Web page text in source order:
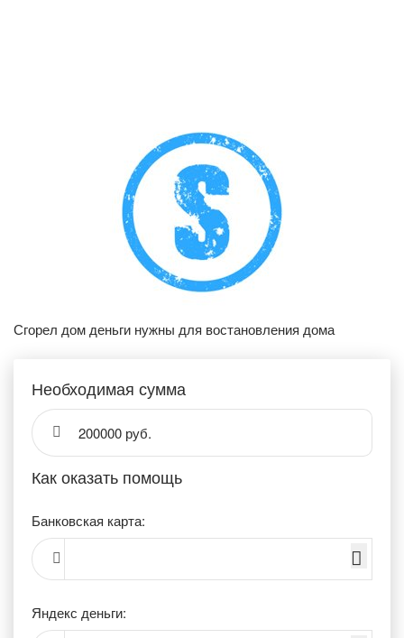
Сгорел дом деньги нужны для востановления дома
Необходимая сумма
200000 руб.
Как оказать помощь
Банковская карта:
Яндекс деньги: